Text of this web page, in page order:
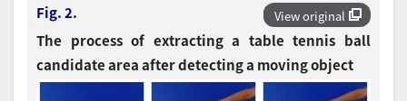
View original
Fig. 2.
The process of extracting a table tennis ball
candidate area after detecting a moving object